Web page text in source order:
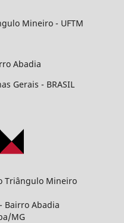
Mineiro - UFTM
Abadia
Gerais - BRASIL
Triângulo Mineiro
Bairro Abadia
MG